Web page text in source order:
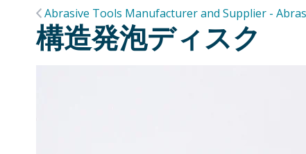
Abrasive Tools Manufacturer and Supplier -
構造発泡ディスク